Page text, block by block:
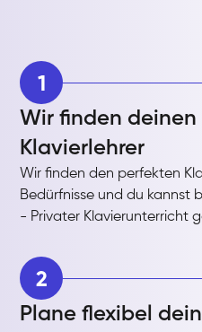
1
Wir finden deinen
Klavierlehrer
Wir finden den perfekten
Bedürfnisse und du kannst
- Privater Klavierunterricht
2
Plane flexibel